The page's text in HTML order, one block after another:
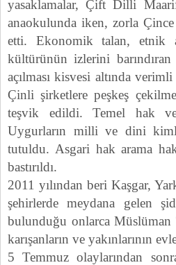
yasaklamalar, Çift Dilli
anaokulunda iken, zorla
etti. Ekonomik talan, etnik
kültürünün izlerini
açılması kisvesi altında
Çinli şirketlere peşkeş
teşvik edildi. Temel hak
Uygurların milli ve dini
tutuldu. Asgari hak arama
bastırıldı.
2011 yılından beri Kaşgar,
şehirlerde meydana gelen
bulunduğu onlarca
karışanların ve yakınlarının
5 Temmuz olaylarından